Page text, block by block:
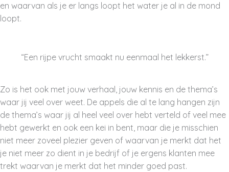
en waarvan als je er langs loopt het water je al in de mond
loopt.
“Een rijpe vrucht smaakt nu eenmaal het lekkerst.”
Zo is het ook met jouw verhaal, jouw kennis en de thema’s
waar jij veel over weet. De appels die al te lang hangen zijn
de thema’s waar jij al heel veel over hebt verteld of veel mee
hebt gewerkt en ook een kei in bent, maar die je misschien
niet meer zoveel plezier geven of waarvan je merkt dat het
je niet meer zo dient in je bedrijf of je ergens klanten mee
trekt waarvan je merkt dat het minder goed past.